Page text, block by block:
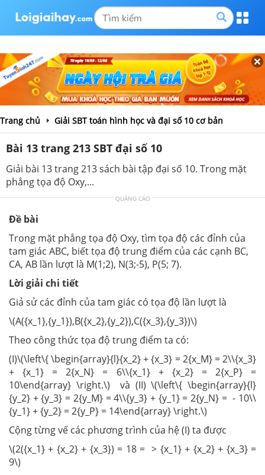
Trang chủ Giải SBT toán hình học và đại số 10 cơ bản
Bài 13 trang 213 SBT đại số 10
Giải bài 13 trang 213 sách bài tập đại số 10. Trong mặt
phẳng tọa độ Oxy,...
QUẢNG CÁO
Đề bài
Trong mặt phẳng tọa độ Oxy, tìm tọa độ các đỉnh của
tam giác ABC, biết tọa độ trung điểm của các cạnh BC,
CA, AB lần lượt là M(1;2), N(3;-5), P(5; 7).
Lời giải chi tiết
Giả sử các đỉnh của tam giác có tọa độ lần lượt là
\(A({x_1},{y_1}),B({x_2},{y_2}),C({x_3},{y_3})\)
Theo công thức tọa độ trung điểm ta có:
(I)\(\left\{ \begin{array}{l}{x_2} + {x_3} = 2{x_M} = 2\\{x_3}
+ {x_1} = 2{x_N} = 6\\{x_1} + {x_2} = 2{x_P} =
10\end{array} \right.\) và (II) \(\left\{ \begin{array}{l}
{y_2} + {y_3} = 2{y_M} = 4\\{y_3} + {y_1} = 2{y_N} = - 10\\
{y_1} + {y_2} = 2{y_P} = 14\end{array} \right.\)
Cộng từng vế các phương trình của hệ (I) ta được
\(2({x_1} + {x_2} + {x_3}) = 18 = > {x_1} + {x_2} + {x_3} =
9\)